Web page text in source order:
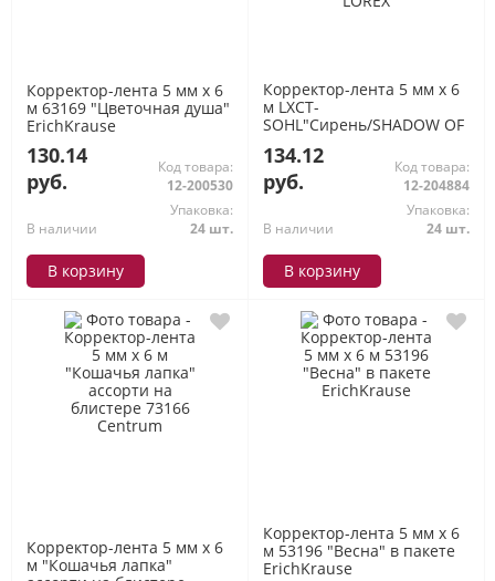
Корректор-лента 5 мм х 6
м 63169 "Цветочная душа"
ErichKrause
130.14
руб.
Код товара:
12-200530
В наличии
Упаковка:
24 шт.
В корзину
Корректор-лента 5 мм х 6
м LXCT-
SOHL"Сирень/SHADOW OF
корп.сиреневый LOREX
134.12
руб.
Код товара:
12-204884
В наличии
Упаковка:
24 шт.
В корзину
Корректор-лента 5 мм х 6
м "Кошачья лапка"
Корректор-лента 5 мм х 6
м 53196 "Весна" в пакете
ErichKrause